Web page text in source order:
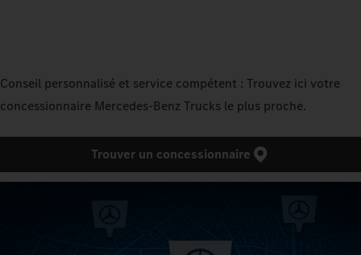
Conseil personnalisé et service compétent : Trouvez ici votre
concessionnaire Mercedes‑Benz Trucks le plus proche.
Trouver un concessionnaire